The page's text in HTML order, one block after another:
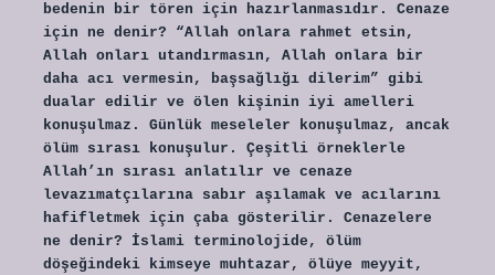
bedenin bir tören için hazırlanmasıdır. Cenaze
için ne denir? “Allah onlara rahmet etsin,
Allah onları utandırmasın, Allah onlara bir
daha acı vermesin, başsağlığı dilerim” gibi
dualar edilir ve ölen kişinin iyi amelleri
konuşulmaz. Günlük meseleler konuşulmaz, ancak
ölüm sırası konuşulur. Çeşitli örneklerle
Allah’ın sırası anlatılır ve cenaze
levazımatçılarına sabır aşılamak ve acılarını
hafifletmek için çaba gösterilir. Cenazelere
ne denir? İslami terminolojide, ölüm
döşeğindeki kimseye muhtazar, ölüye meyyit,